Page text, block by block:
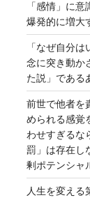
「感情」に
爆発的に増大
「なぜ自分
念に突き動か
た説」である
前世で他者を
められる感覚
わせすぎるな
罰」は存在
剰ポテンシャ
人生を変える